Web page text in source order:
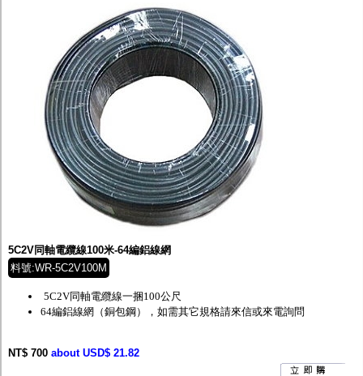
5C2V同軸電纜線100米-64編鋁線網
料號:WR-5C2V100M
5C2V同軸電纜線一捆100公尺
64編鋁線網（銅包鋼），如需其它規格請來信或來電詢問
NT$ 700 about USD$ 21.82